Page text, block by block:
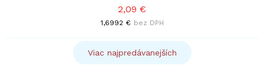
2,09 €
1,6992 € bez DPH
Viac najpredávanejších